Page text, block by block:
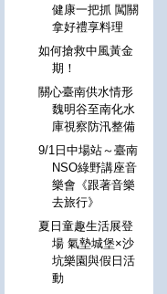
健康一把抓 闖關
拿好禮享料理
如何搶救中風黃金
期！
關心臺南供水情形
魏明谷至南化水
庫視察防汛整備
9/1日中場站～臺南
NSO綠野講座音
樂會《跟著音樂
去旅行》
夏日童趣生活展登
場 氣墊城堡×沙
坑樂園與假日活
動